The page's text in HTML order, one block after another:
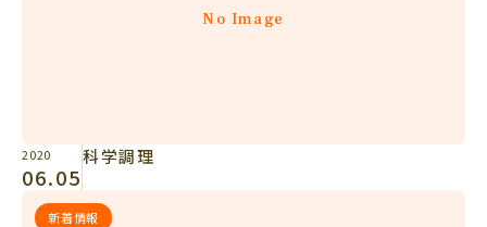
No Image
2020
06.05
科学調理
新着情報